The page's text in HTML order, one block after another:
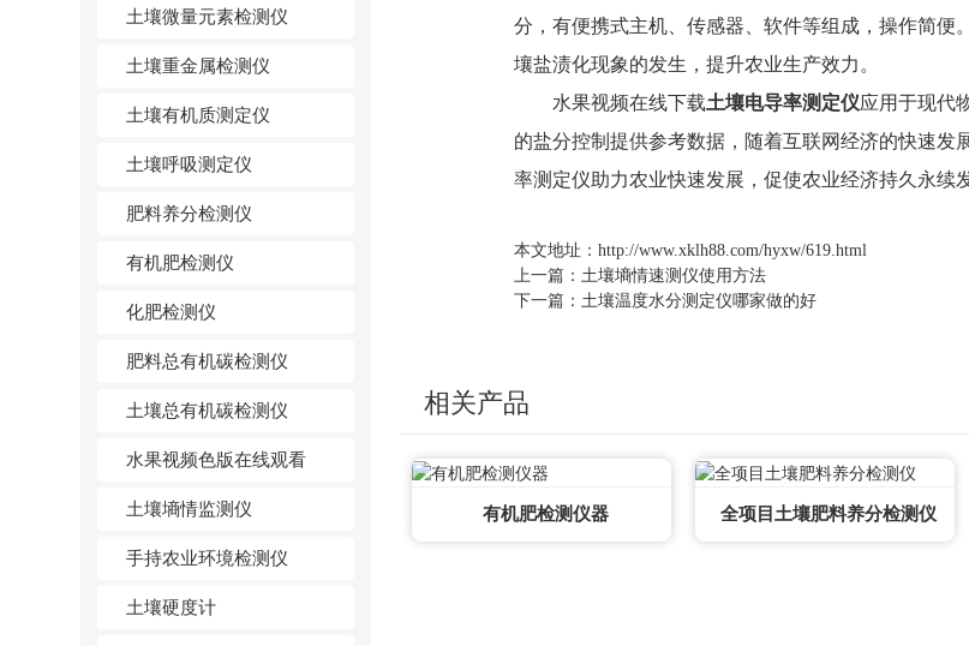
土壤微量元素检测仪
土壤重金属检测仪
土壤有机质测定仪
土壤呼吸测定仪
肥料养分检测仪
有机肥检测仪
化肥检测仪
肥料总有机碳检测仪
土壤总有机碳检测仪
水果视频色版在线观看
土壤墒情监测仪
手持农业环境检测仪
土壤硬度计
分，有便携式主机、传感器、软件等组成，操作简
壤盐渍化现象的发生，提升农业生产效力。
水果视频在线下载土壤电导率测定仪应用于现代物
的盐分控制提供参考数据，随着互联网经济的快速发
率测定仪助力农业快速发展，促使农业经济持久永续发展
本文地址： http://www.xklh88.com/hyxw/619.html
上一篇： 土壤墒情速测仪使用方法
下一篇： 土壤温度水分测定仪哪家做的好
相关产品
有机肥检测仪器 全项目土壤肥料养分检测仪